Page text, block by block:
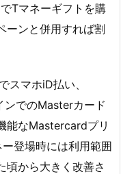
Tマネーギフトを購
ーンと併用すれば割
スマホiD払い、
でのMasterカード
能なMastercardプリ
登場時には利用範囲
頃から大きく改善さ